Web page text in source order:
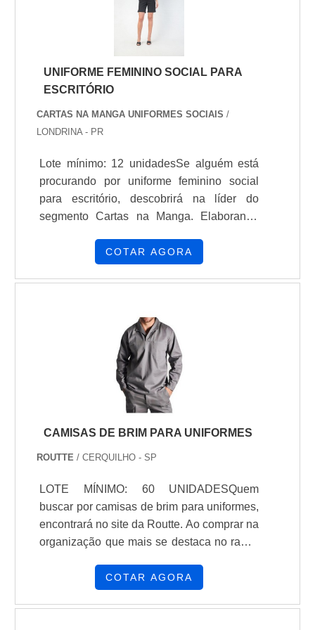
UNIFORME FEMININO SOCIAL PARA
ESCRITÓRIO
CARTAS NA MANGA UNIFORMES SOCIAIS/
LONDRINA - PR
Lote mínimo: 12 unidadesSe alguém está
procurando por uniforme feminino social
para escritório, descobrirá na líder do
segmento Cartas na Manga. Elaborando
conhecendo a organização mais
FEMININO SOCIAL PARA
feminino social para escritório em uma
empresa responsável, acha a Cartas na
Manga. A empresa trabalha com confecção
COTAR AGORA
CAMISAS DE BRIM PARA UNIFORMES
ROUTTE/ CERQUILHO - SP
LOTE MÍNIMO: 60 UNIDADESQuem
buscar por camisas de brim para uniformes,
encontrará no site da Routte. Ao comprar na
organização que mais se destaca no ramo,
excelência e terá a garantia de adquirir
demanda.Quando o tema é camisas de
COTAR AGORA